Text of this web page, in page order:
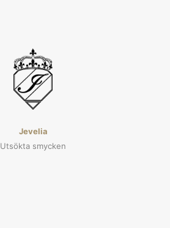
Jevelia
Utsökta smycken